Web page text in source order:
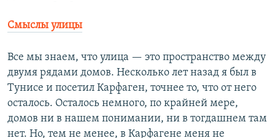
Смыслы улицы
Все мы знаем, что улица — это пространство между
двумя рядами домов. Несколько лет назад я был в
Тунисе и посетил Карфаген, точнее то, что от него
осталось. Осталось немного, по крайней мере,
домов ни в нашем понимании, ни в тогдашнем там
нет. Но, тем не менее, в Карфагене меня не